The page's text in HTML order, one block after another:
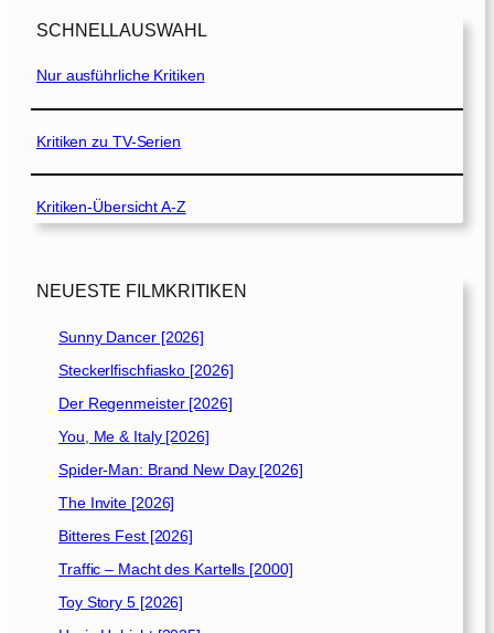
V
e
r
e
c
e
n
c
h
M
ß
[
2
0
2
2
SCHNELLAUSWAHL
Nur ausführliche Kritiken
Kritiken zu TV-Serien
Kritiken-Übersicht A-Z
NEUESTE FILMKRITIKEN
Sunny Dancer [2026]
Steckerlfischfiasko [2026]
Der Regenmeister [2026]
You, Me & Italy [2026]
Spider-Man: Brand New Day [2026]
The Invite [2026]
Bitteres Fest [2026]
Traffic – Macht des Kartells [2000]
Toy Story 5 [2026]